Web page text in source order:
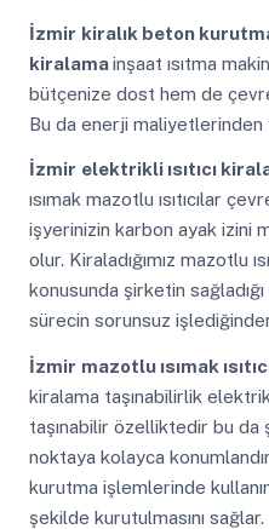
İzmir kiralık beton
kiralamainşaat ısıtma
bütçenize dost hem de
Bu da enerji
İzmir elektrikli ısıtıcı
ısımak mazotlu ısıtıcılar
işyerinizin karbon ayak izini
olur. Kiraladığımız mazotlu
konusunda şirketin
sürecin sorunsuz
İzmir mazotlu ısımak
kiralama taşınabilirlik
taşınabilir özelliktedir bu da
noktaya kolayca
kurutma işlemlerinde
şekilde kurutulmasını sağlar.